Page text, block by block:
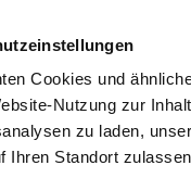
Cookies und
Nutzung zur
zu laden,
Ihren Standort
uns
Standorte &